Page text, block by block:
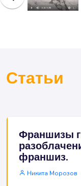
Статьи
Франшизы
франшиз.
Никита Морозов